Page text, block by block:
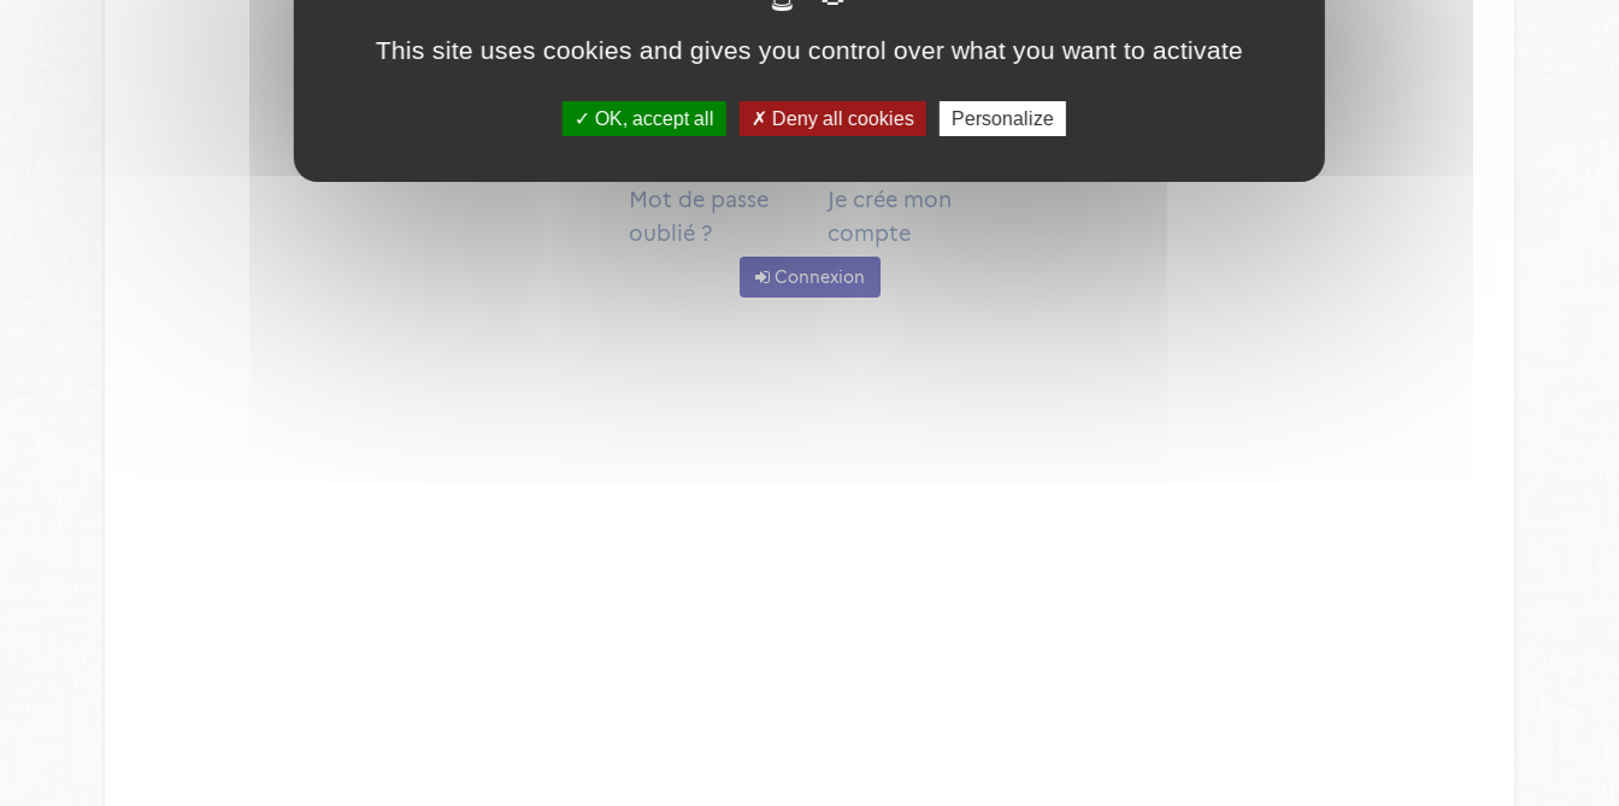
This site uses cookies and gives you control over what you want to activate
OK, accept all Deny all cookies Personalize
Mot de passe
oublié ?
Je crée mon
compte
Connexion